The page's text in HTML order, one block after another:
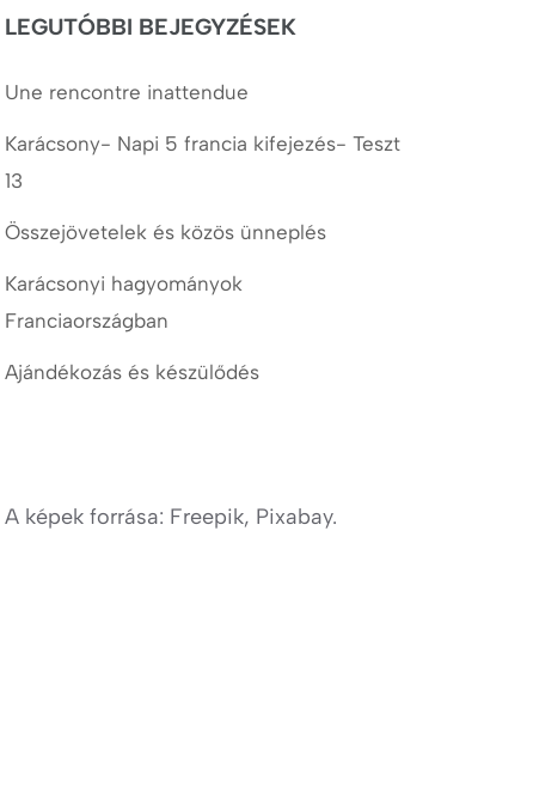
LEGUTÓBBI BEJEGYZÉSEK
Une rencontre inattendue
Karácsony- Napi 5 francia kifejezés- Teszt
13
Összejövetelek és közös ünneplés
Karácsonyi hagyományok
Franciaországban
Ajándékozás és készülődés
A képek forrása: Freepik, Pixabay.